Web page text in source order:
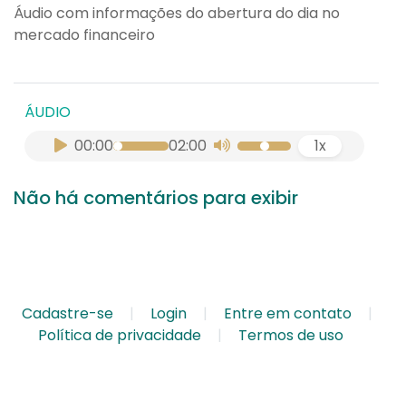
Áudio com informações do abertura do dia no
mercado financeiro
ÁUDIO
00:00
02:00 1x
Não há comentários para exibir
Cadastre-se Login
Entre em contato
Política de privacidade
Termos de uso